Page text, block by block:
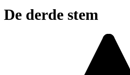
De derde stem